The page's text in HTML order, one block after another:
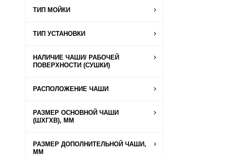
ТИП МОЙКИ
ТИП УСТАНОВКИ
НАЛИЧИЕ ЧАШИ/ РАБОЧЕЙ
ПОВЕРХНОСТИ (СУШКИ)
РАСПОЛОЖЕНИЕ ЧАШИ
РАЗМЕР ОСНОВНОЙ ЧАШИ
(ШХГХВ), ММ
РАЗМЕР ДОПОЛНИТЕЛЬНОЙ ЧАШИ,
ММ